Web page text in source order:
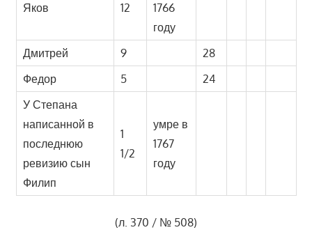
Яков 12
1766
году
Дмитрей
9
28
Федор
5
24
У Степана
написанной в
последнюю
ревизию сын
Филип
1
1/2
умре в
1767
году
(л. 370 / № 508)